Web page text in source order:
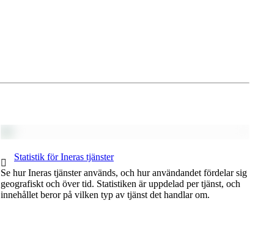
1 av 1Statistik för Ineras tjänster
Se hur Ineras tjänster används, och hur användandet fördelar sig
geografiskt och över tid. Statistiken är uppdelad per tjänst, och
innehållet beror på vilken typ av tjänst det handlar om.